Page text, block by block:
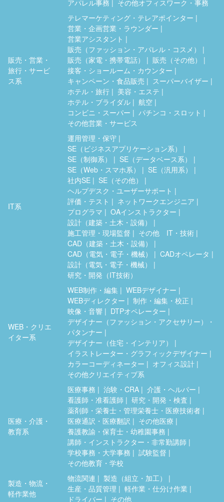
アパレル事務
その他オフィスワーク・事務
販売・営業・
旅行・サービ
ス系
テレマーケティング・テレアポインター
営業・企画営業・ラウンダー
営業アシスタント
販売（ファッション・アパレル・コスメ）
販売（家電・携帯電話）
販売（その他）
接客・ショールーム・カウンター
キャンペーン・食品販売
スーパーバイザー
ホテル・旅行
美容・エステ
ホテル・ブライダル
航空
コンビニ・スーパー
パチンコ・スロット
その他営業・サービス
IT系
運用管理・保守
SE（ビジネスアプリケーション系）
SE（制御系）
SE（データベース系）
SE（Web・スマホ系）
SE（汎用系）
社内SE
SE（その他）
ヘルプデスク・ユーザーサポート
評価・テスト
ネットワークエンジニア
プログラマ
OAインストラクター
設計（建築・土木・設備）
施工管理・現場監督
その他 IT・技術
CAD（建築・土木・設備）
CAD（電気・電子・機械）
CADオペレータ
設計（電気・電子・機械）
研究・開発（IT技術）
WEB・クリエ
イター系
WEB制作・編集
WEBデザイナー
WEBディレクター
制作・編集・校正
映像・音響
DTPオペレーター
デザイナー（ファッション・アクセサリー）・
パタンナー
デザイナー（住宅・インテリア）
イラストレーター・グラフィックデザイナー
カラーコーディネーター
オフィス設計
その他クリエイティブ系
医療・介護・
教育系
医療事務 治験・CRA
介護・ヘルパー
看護師・准看護師
研究・開発・検査
薬剤師・栄養士・管理栄養士・医療技術者
医療通訳・医療翻訳
その他医療
養護教諭・保育士・幼稚園事務
講師・インストラクター・非常勤講師
学校事務・大学事務
試験監督
その他教育・学校
製造・物流・
軽作業他
物流関連
製造（組立・加工）
生産・品質管理
軽作業・仕分け作業
ドライバー
その他